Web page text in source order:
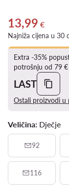
Trenutna cijena
13,99 €
Najniža cijena u 30
Extra -35%
potrošnju od 79
LAST
Ostali proizvodi u
Veličina: Dječje
92
116